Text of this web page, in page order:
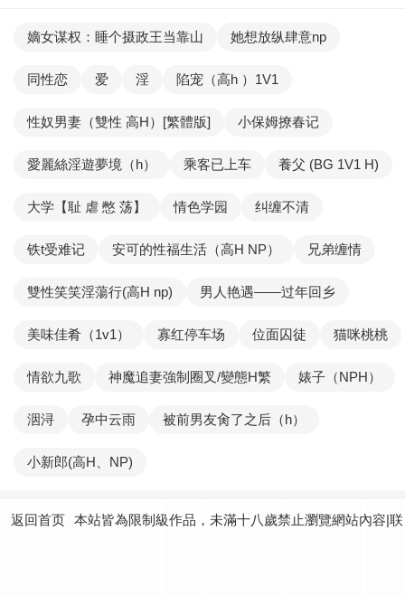
嫡女谋权：睡个摄政王当靠山 她想放纵肆意np
同性恋 爱 淫 陷宠（高h ）1V1
性奴男妻（雙性 高H）[繁體版] 小保姆撩春记
愛麗絲淫遊夢境（h） 乘客已上车 養父 (BG 1V1 H)
大学【耻 虐 憋 荡】 情色学园 纠缠不清
铁t受难记 安可的性福生活（高H NP） 兄弟缠情
雙性笑笑淫蕩行(高H np) 男人艳遇——过年回乡
美味佳肴（1v1） 寡红停车场 位面囚徒 猫咪桃桃
情欲九歌 神魔追妻強制圈叉/變態H繁 婊子（NPH）
洇浔 孕中云雨 被前男友肏了之后（h）
小新郎(高H、NP)
返回首页 本站皆為限制級作品，未滿十八歲禁止瀏覽網站內容|联